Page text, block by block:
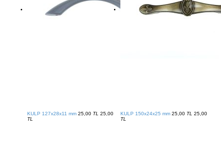
KULP 127x28x11 mm 25,00 TL 25,00
TL
KULP 150x24x25 mm 25,00 TL 25,00
TL